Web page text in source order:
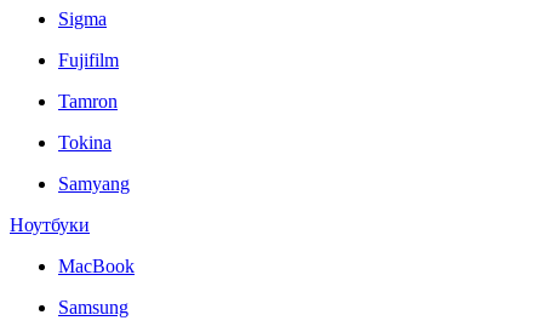
Sigma
Fujifilm
Tamron
Tokina
Samyang
Ноутбуки
MacBook
Samsung